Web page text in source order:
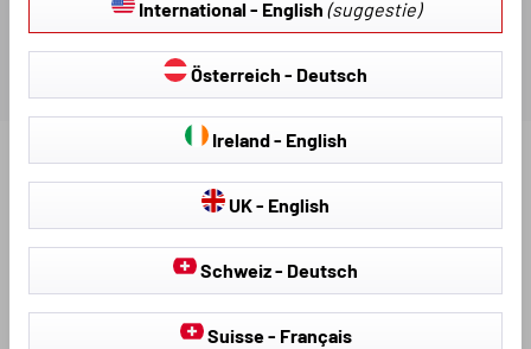
Ontdek meer producten voor uw voertuig:
International - English (suggestie)
Österreich - Deutsch
Ireland - English
UK - English
Schweiz - Deutsch
Suisse - Français